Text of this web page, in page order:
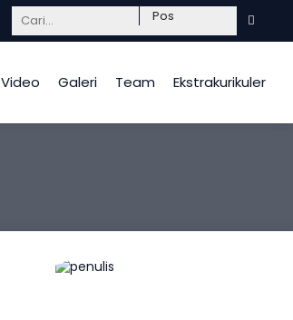
Mendidik dengan hati, InsyaAllah berkah.
Video Galeri Team Ekstrakurikuler